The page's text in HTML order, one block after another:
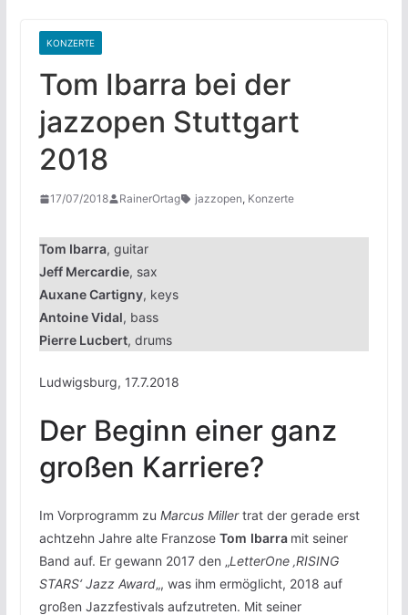
KONZERTE
Tom Ibarra bei der
jazzopen Stuttgart
2018
17/07/2018 RainerOrtag jazzopen, Konzerte
Tom Ibarra, guitar
Jeff Mercardie, sax
Auxane Cartigny, keys
Antoine Vidal, bass
Pierre Lucbert, drums
Ludwigsburg, 17.7.2018
Der Beginn einer ganz
großen Karriere?
Im Vorprogramm zu Marcus Millertrat der gerade erst
achtzehn Jahre alte Franzose Tom Ibarra mit seiner
Band auf. Er gewann 2017 den „LetterOne ‚RISING
STARS‘ Jazz Award„, was ihm ermöglicht, 2018 auf
großen Jazzfestivals aufzutreten. Mit seiner